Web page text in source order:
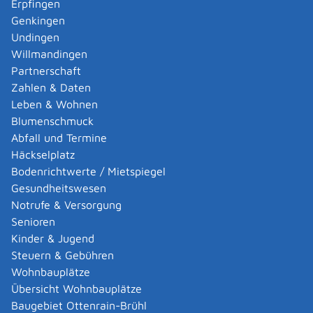
Erpfingen
Genkingen
Undingen
Willmandingen
Partnerschaft
Zahlen & Daten
Leben & Wohnen
Blumenschmuck
Abfall und Termine
Häckselplatz
Bodenrichtwerte / Mietspiegel
Gesundheitswesen
Notrufe & Versorgung
Senioren
Kinder & Jugend
Steuern & Gebühren
Wohnbauplätze
Übersicht Wohnbauplätze
Baugebiet Ottenrain-Brühl
das Standesamt des Geburtsortes
Gemeinde Sonnenbühl
Leistungsdetails
Voraussetzungen
Antragsberechtigt sind folgende Personen über 16
Jahre:
Personen, auf die sich der Registereintrag bezieht
Eheleute und Lebenspartnerinnen oder
Lebenspartner
Vorfahren und Abkömmlinge (zum Beispiel Eltern
oder Großeltern sowie Kinder und Enkelkinder)
Geschwister, wenn sie ein berechtigtes Interesse
glaubhaft machen
sonstige Personen, die ein rechtliches Interesse
glaubhaft machen